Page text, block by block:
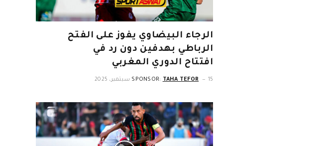
الرجاء البيضاوي يفوز على الفتح
الرباطي بهدفين دون رد في
افتتاح الدوري المغربي
SPONSOR: TAHA TEFOR 15 سبتمبر، 2025